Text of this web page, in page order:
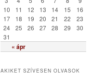
« ápr
10
11 12 13 14 15
16
17
18 19 20 21 22
23
24
25 26 27 28 29
30
31
AKIKET SZÍVESEN OLVASOK